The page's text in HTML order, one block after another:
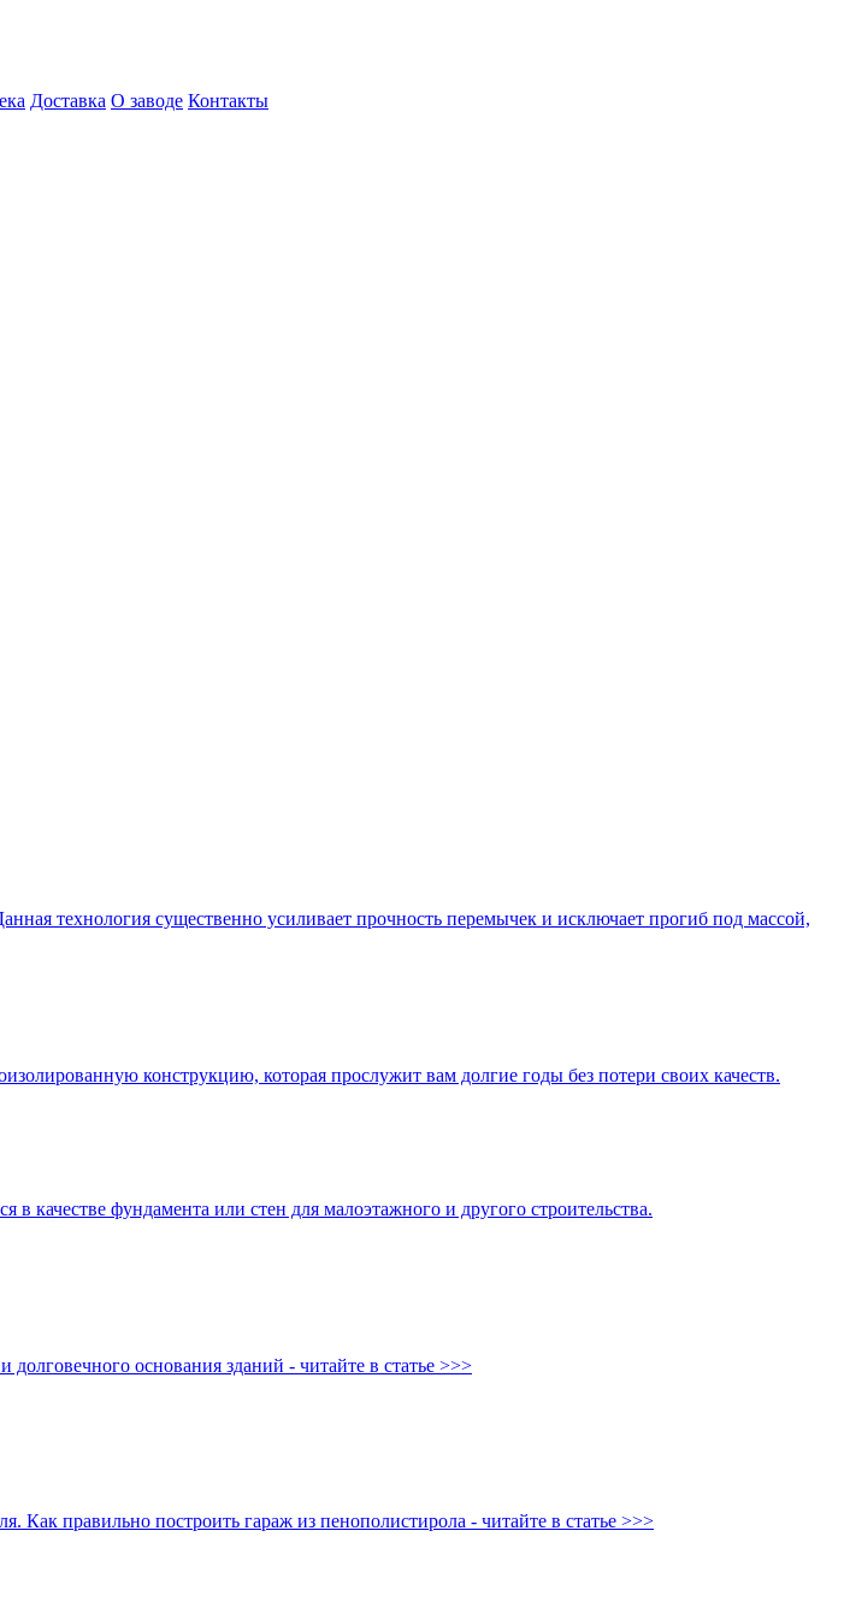
Доставка О заводе Контакты
технология существенно усиливает прочность перемычек и исключает прогиб под массой,
конструкцию, которая прослужит вам долгие годы без потери своих качеств.
фундамента или стен для малоэтажного и другого строительства.
основания зданий - читайте в статье >>>
Как правильно построить гараж из пенополистирола - читайте в статье >>>